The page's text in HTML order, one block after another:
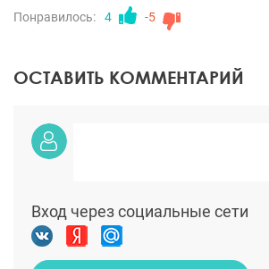
Понравилось: 4 -5
ОСТАВИТЬ КОММЕНТАРИЙ
Вход через социальные сети